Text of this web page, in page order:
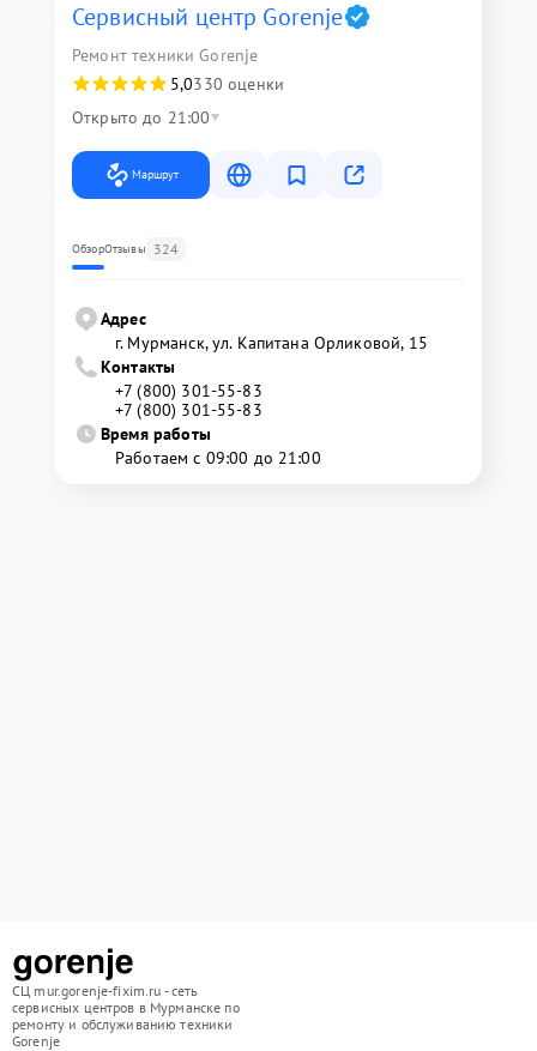
Сервисный центр Gorenje
Ремонт техники Gorenje
5,0330 оценки
Открыто до 21:00
Маршрут
ОбзорОтзывы 324
Адрес
г. Мурманск, ул. Капитана Орликовой, 15
Контакты
+7 (800) 301-55-83
+7 (800) 301-55-83
Время работы
Работаем с 09:00 до 21:00
СЦ mur.gorenje-fixim.ru - сеть
сервисных центров в Мурманске по
ремонту и обслуживанию техники
Gorenje